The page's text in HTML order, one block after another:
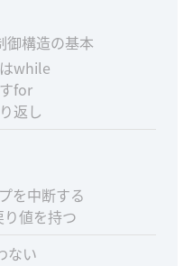
御構造の基本
while
for
返し
を中断する
値を持つ
ない